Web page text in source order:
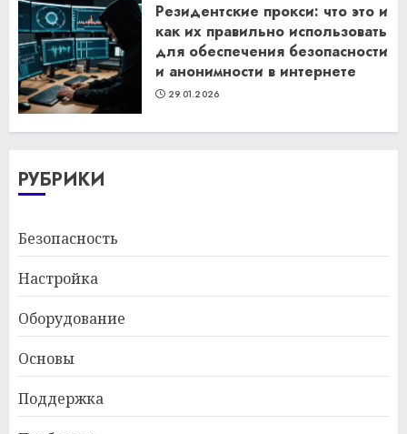
Резидентские прокси: что это и
как их правильно использовать
для обеспечения безопасности
и анонимности в интернете
29.01.2026
РУБРИКИ
Безопасность
Настройка
Оборудование
Основы
Поддержка